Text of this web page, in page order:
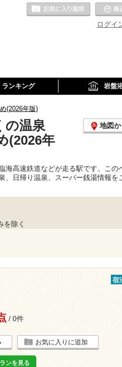
ログイ
お気に入
ランキング 岩盤
(2026年版)
の温泉
(2026年
地図
海高速鉄道などが走る駅です。この
、日帰り温泉、スーパー銭湯情報を
を除く
宿
/ 0件
お気に入りに追加
ンを見る